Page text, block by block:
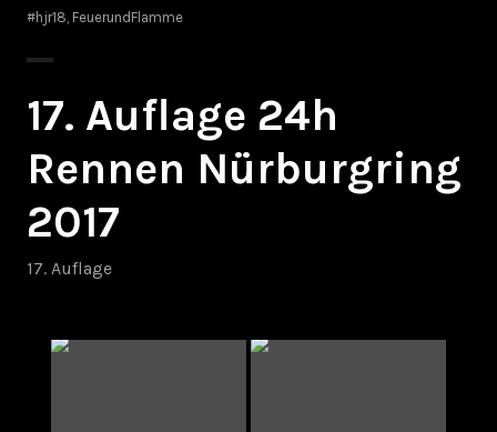
#hjr18 FeuerundFlamme
17. Auflage 24h
Rennen Nürburgring
2017
17. Auflage